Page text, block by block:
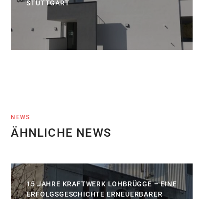
STUTTGART
NEWS
ÄHNLICHE NEWS
15 JAHRE KRAFTWERK LOHBRÜGGE – EINE
ERFOLGSGESCHICHTE ERNEUERBARER